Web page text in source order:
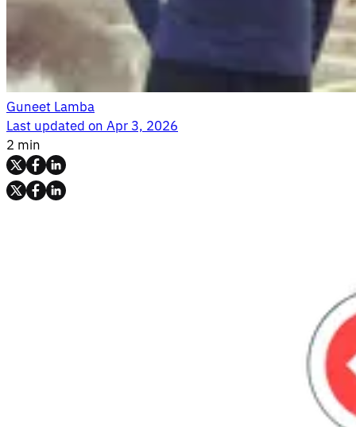
Guneet Lamba
Last updated onApr 3, 2026
2 min